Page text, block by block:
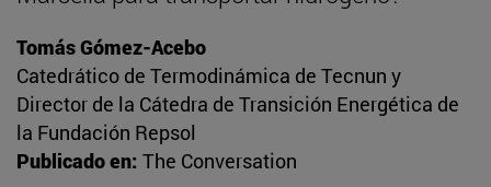
Tomás Gómez-Acebo
Catedrático de Termodinámica de Tecnun y
Director de la Cátedra de Transición Energética de
la Fundación Repsol
Publicado en: The Conversation